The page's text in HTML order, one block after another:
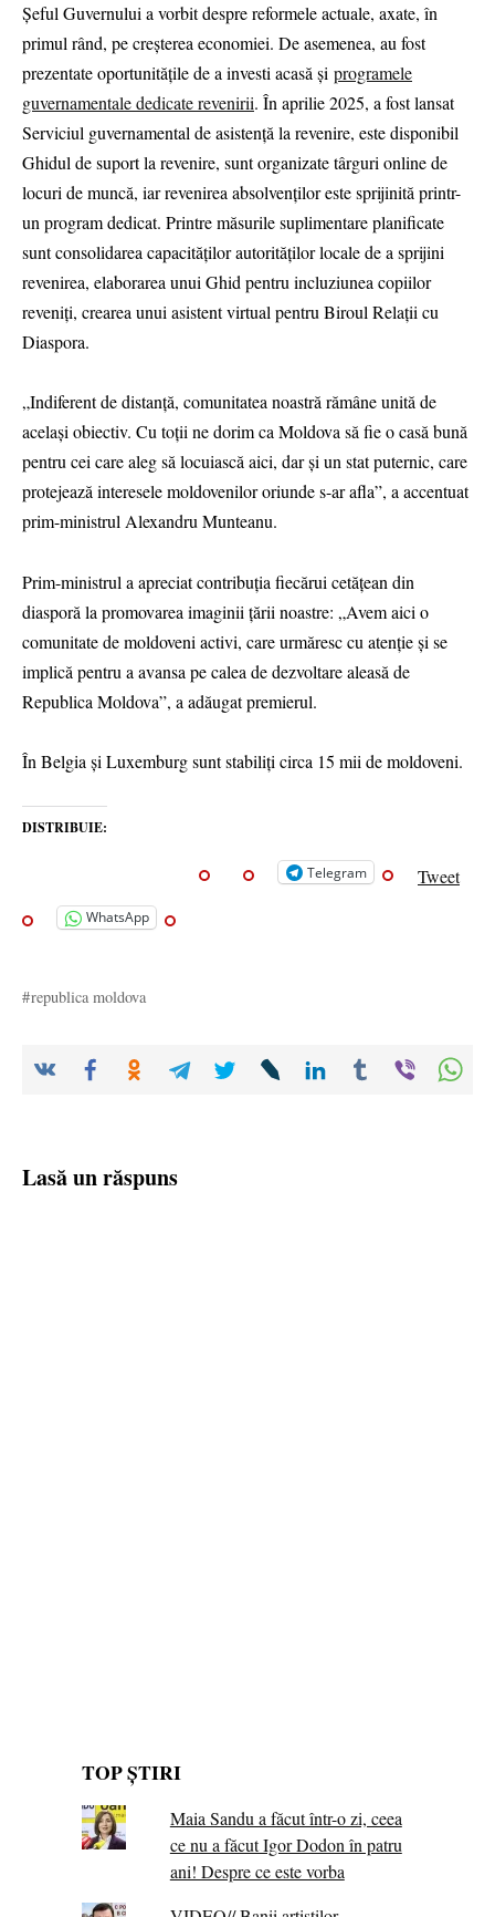
Șeful Guvernului a vorbit despre reformele actuale, axate, în
primul rând, pe creșterea economiei. De asemenea, au fost
prezentate oportunitățile de a investi acasă și programele
guvernamentale dedicate revenirii. În aprilie 2025, a fost lansat
Serviciul guvernamental de asistență la revenire, este disponibil
Ghidul de suport la revenire, sunt organizate târguri online de
locuri de muncă, iar revenirea absolvenților este sprijinită printr-
un program dedicat. Printre măsurile suplimentare planificate
sunt consolidarea capacităților autorităților locale de a sprijini
revenirea, elaborarea unui Ghid pentru incluziunea copiilor
reveniți, crearea unui asistent virtual pentru Biroul Relații cu
Diaspora.
„Indiferent de distanță, comunitatea noastră rămâne unită de
același obiectiv. Cu toții ne dorim ca Moldova să fie o casă bună
pentru cei care aleg să locuiască aici, dar și un stat puternic, care
protejează interesele moldovenilor oriunde s-ar afla”, a accentuat
prim-ministrul Alexandru Munteanu.
Prim-ministrul a apreciat contribuția fiecărui cetățean din
diasporă la promovarea imaginii țării noastre: „Avem aici o
comunitate de moldoveni activi, care urmăresc cu atenție și se
implică pentru a avansa pe calea de dezvoltare aleasă de
Republica Moldova”, a adăugat premierul.
În Belgia și Luxemburg sunt stabiliți circa 15 mii de moldoveni.
DISTRIBUIE:
Telegram Tweet
WhatsApp
republica moldova
Lasă un răspuns
TOP ȘTIRI
Maia Sandu a făcut într-o zi, ceea
ce nu a făcut Igor Dodon în patru
ani! Despre ce este vorba